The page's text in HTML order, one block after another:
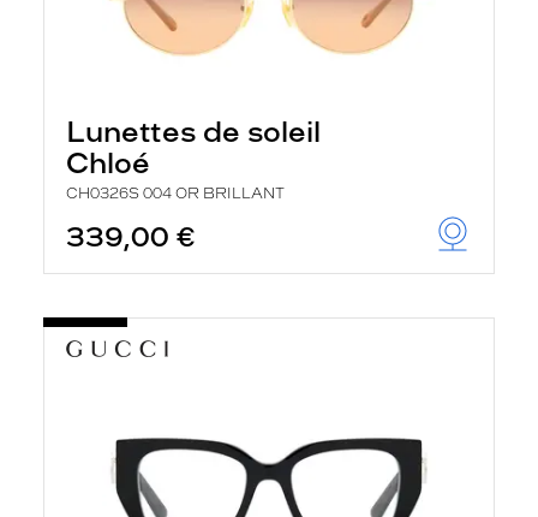
Lunettes de soleil
Chloé
CH0326S 004 OR BRILLANT
339,00 €